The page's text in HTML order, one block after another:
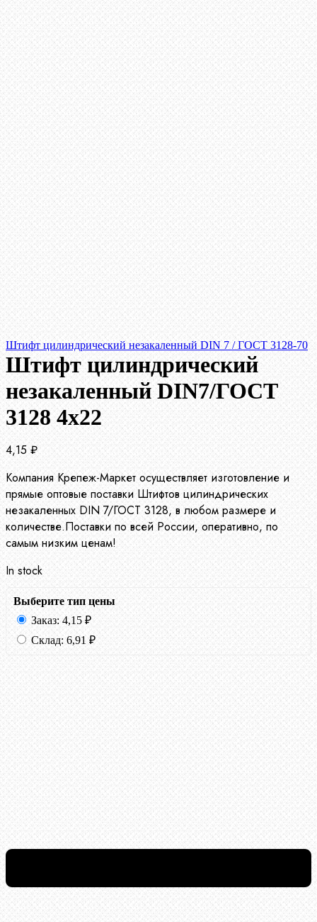
Штифт цилиндрический незакаленный DIN 7 / ГОСТ 3128-70
Штифт цилиндрический
незакаленный DIN7/ГОСТ
3128 4х22
4,15 ₽
Компания Крепеж-Маркет осуществляет изготовление и
прямые оптовые поставки Штифтов цилиндрических
незакаленных DIN 7/ГОСТ 3128, в любом размере и
количестве.Поставки по всей России, оперативно, по
самым низким ценам!
In stock
Выберите тип цены
Заказ: 4,15 ₽
Склад: 6,91 ₽